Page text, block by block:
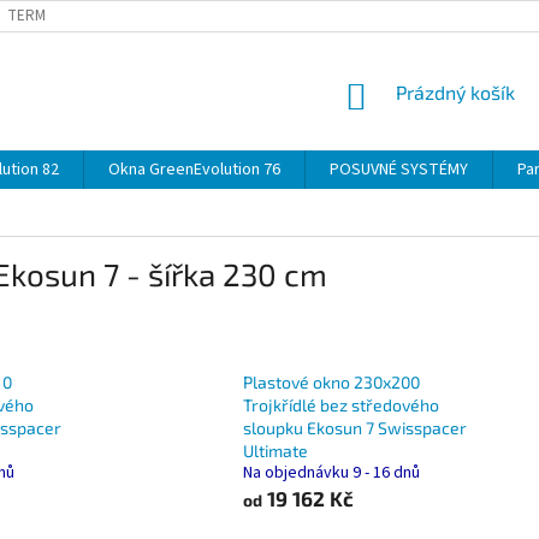
TERMÍNY
NÁKUPNÍ
Prázdný košík
82 Okna GreenEvolution 76 POSUVNÉ SYSTÉMY
7 - šířka 230 cm
Plastové okno 230x200
Trojkřídlé bez středového
sloupku Ekosun 7 Swisspacer
Ultimate
Na objednávku 9 - 16 dnů
od19 162 Kč